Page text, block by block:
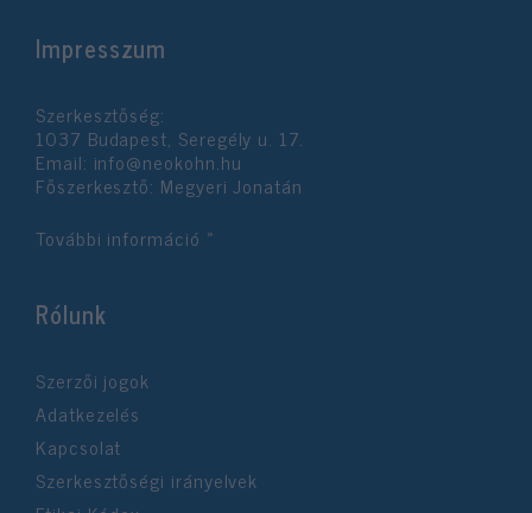
Impresszum
Szerkesztőség:
1037 Budapest, Seregély u. 17.
Email: info@neokohn.hu
Főszerkesztő: Megyeri Jonatán
További információ »
Rólunk
Szerzői jogok
Adatkezelés
Kapcsolat
Szerkesztőségi irányelvek